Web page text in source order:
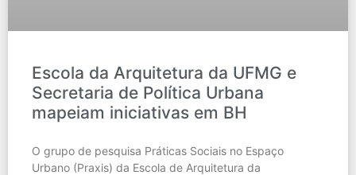
Escola da Arquitetura da UFMG e
Secretaria de Política Urbana
mapeiam iniciativas em BH
O grupo de pesquisa Práticas Sociais no Espaço
Urbano (Praxis) da Escola de Arquitetura da